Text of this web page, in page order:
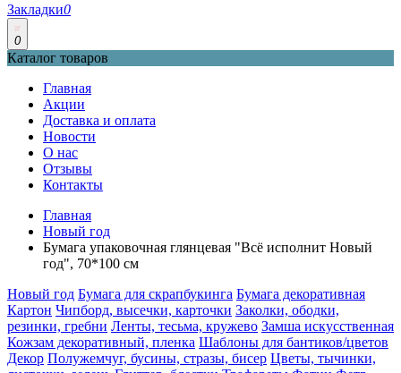
Закладки0
0
Каталог товаров
Главная
Акции
Доставка и оплата
Новости
О нас
Отзывы
Контакты
Главная
Новый год
Бумага упаковочная глянцевая "Всё исполнит Новый
год", 70*100 см
Новый год Бумага для скрапбукинга Бумага декоративная
Картон Чипборд, высечки, карточки Заколки, ободки,
резинки, гребни Ленты, тесьма, кружево Замша искусственная
Кожзам декоративный, пленка Шаблоны для бантиков/цветов
Декор Полужемчуг, бусины, стразы, бисер Цветы, тычинки,